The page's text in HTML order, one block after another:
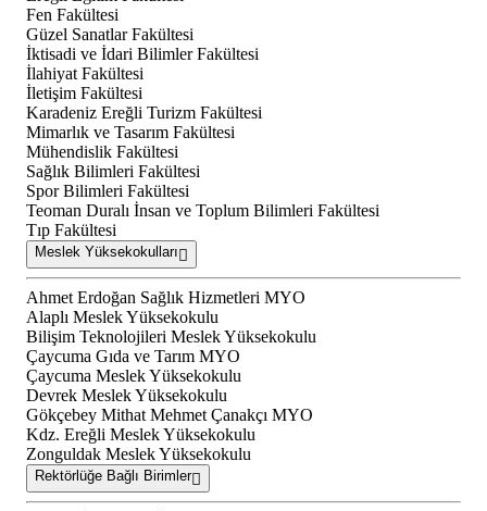
Fen Fakültesi
Güzel Sanatlar Fakültesi
İktisadi ve İdari Bilimler Fakültesi
İlahiyat Fakültesi
İletişim Fakültesi
Karadeniz Ereğli Turizm Fakültesi
Mimarlık ve Tasarım Fakültesi
Mühendislik Fakültesi
Sağlık Bilimleri Fakültesi
Spor Bilimleri Fakültesi
Teoman Duralı İnsan ve Toplum Bilimleri Fakültesi
Tıp Fakültesi
Meslek Yüksekokulları
Ahmet Erdoğan Sağlık Hizmetleri MYO
Alaplı Meslek Yüksekokulu
Bilişim Teknolojileri Meslek Yüksekokulu
Çaycuma Gıda ve Tarım MYO
Çaycuma Meslek Yüksekokulu
Devrek Meslek Yüksekokulu
Gökçebey Mithat Mehmet Çanakçı MYO
Kdz. Ereğli Meslek Yüksekokulu
Zonguldak Meslek Yüksekokulu
Rektörlüğe Bağlı Birimler